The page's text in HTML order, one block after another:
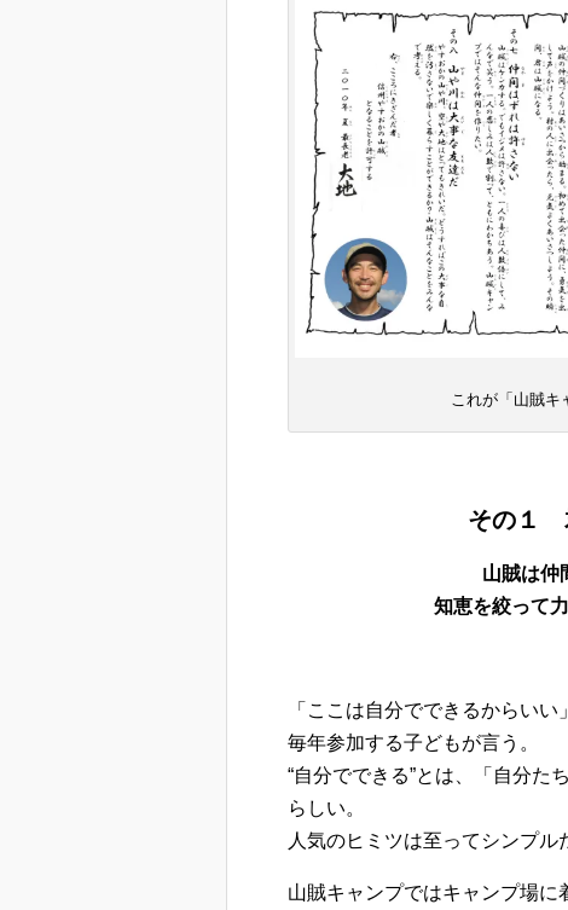
これが「山賊キ
その１
山賊は仲
知恵を絞って
「ここは自分でできるからいい」
毎年参加する子どもが言う。
“自分でできる”とは、「自分た
らしい。
人気のヒミツは至ってシンプル
山賊キャンプではキャンプ場に